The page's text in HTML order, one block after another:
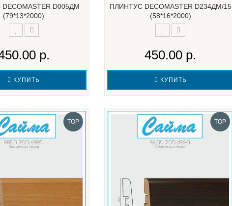
D005ДМ
(79*13*2000)
р.
КУПИТЬ
ПЛИНТУС DECOMASTER D234ДМ/15
(58*16*2000)
450.00 р.
КУПИТЬ
TOP TOP